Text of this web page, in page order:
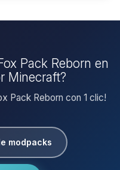
Pack Reborn en
Minecraft?
Pack Reborn con 1 clic!
modpacks